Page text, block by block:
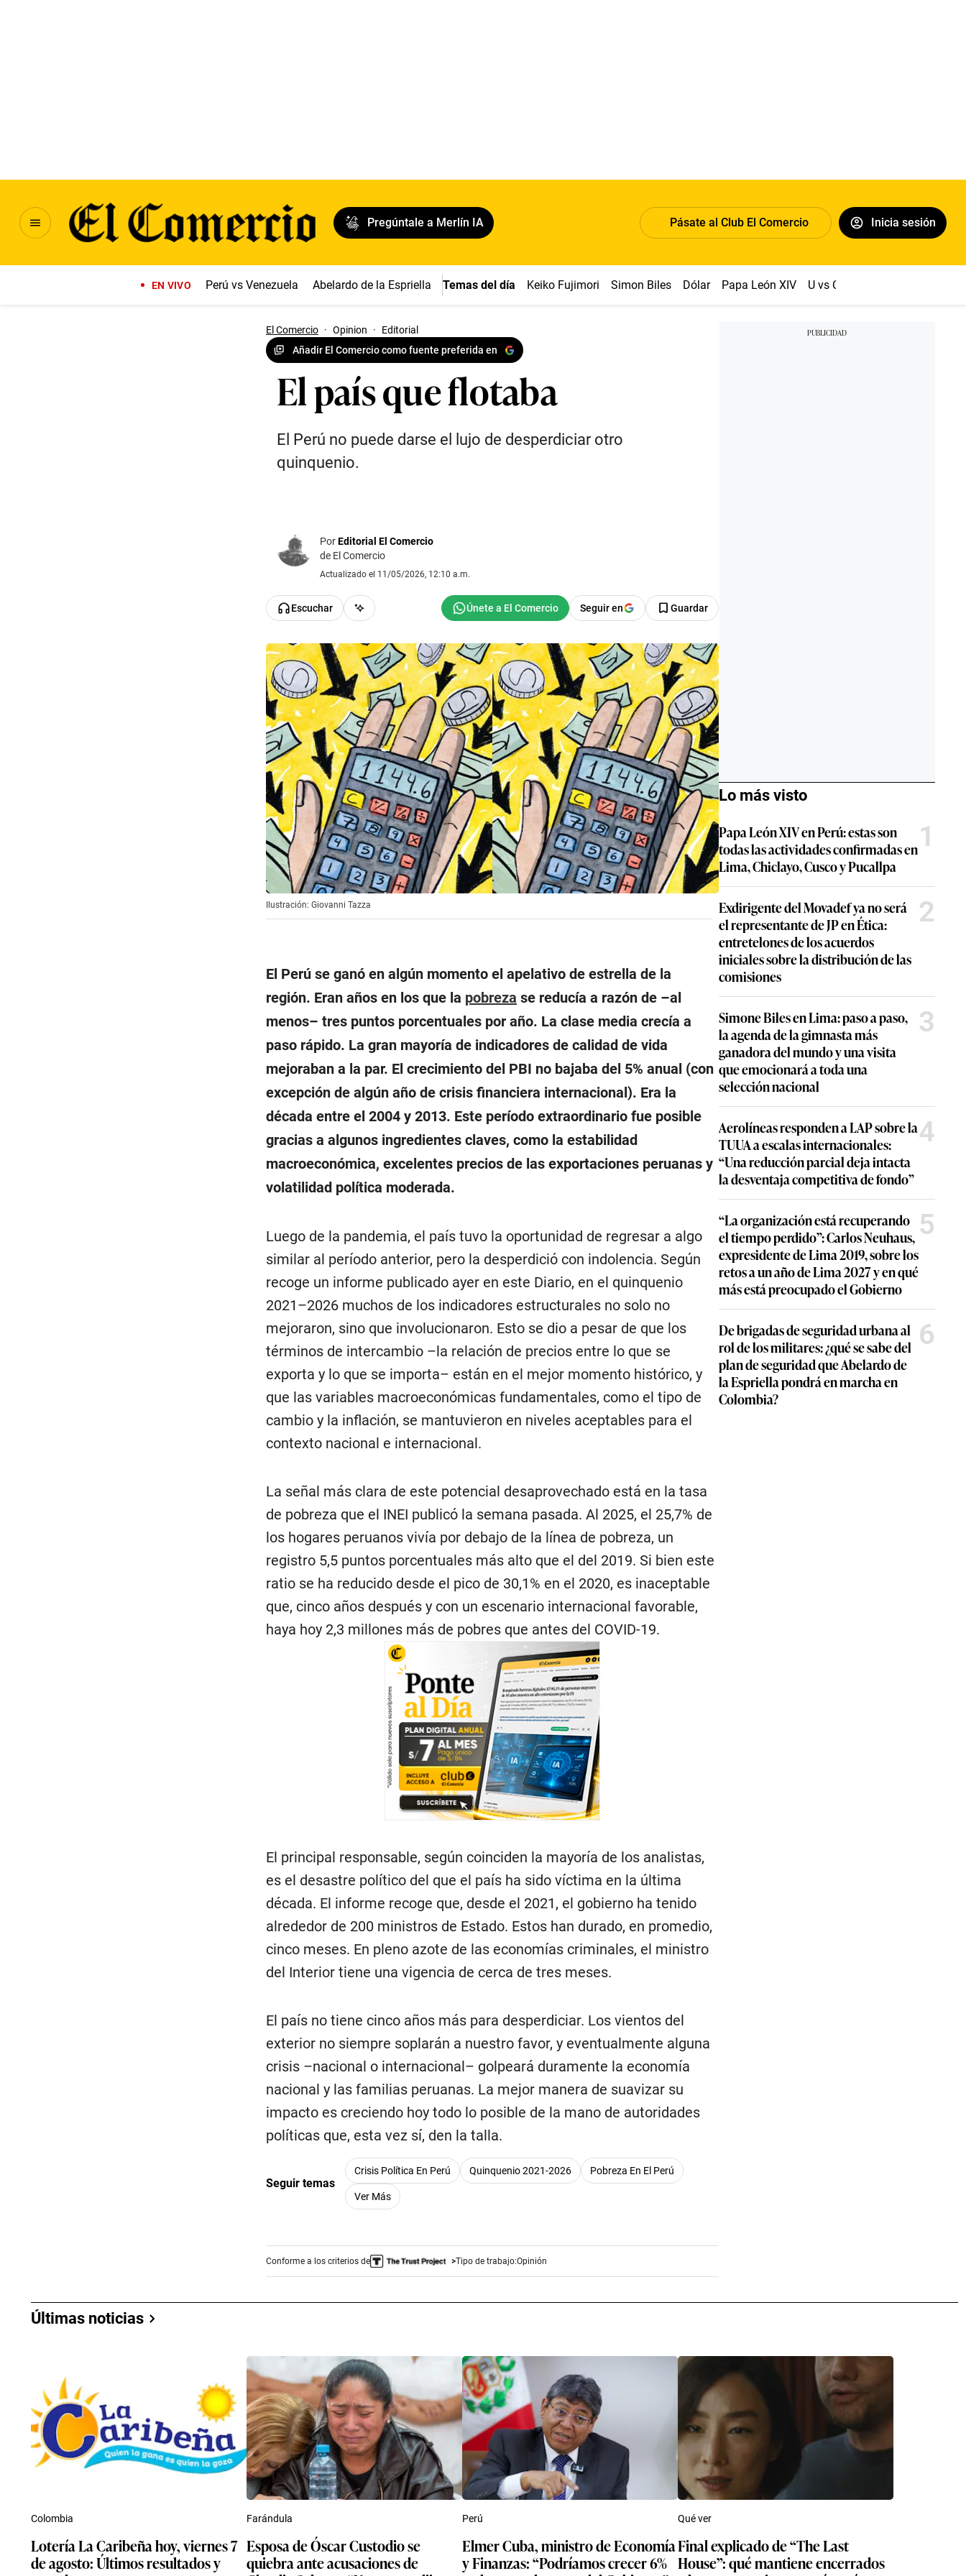
Pregúntale a Merlín IA Pásate al Club El Comercio Inicia sesión
EN VIVO Perú vs Venezuela Abelardo de la Espriella Temas del día Keiko Fujimori Simon Biles Dólar Papa León XIV U vs Cristal
El Comercio · Opinion ·
Editorial
Añadir El Comercio como fuente preferida en
El país que flotaba
El Perú no puede darse el lujo de desperdiciar otro
quinquenio.
PorEditorial El Comercio
de El Comercio
Actualizado el 11/05/2026, 12:10 a.m.
Escuchar Seguir en Guardar
Ilustración: Giovanni Tazza
El Perú se ganó en algún momento el apelativo de estrella de la
región. Eran años en los que la pobreza se reducía a razón de –al
menos– tres puntos porcentuales por año. La clase media crecía a
paso rápido. La gran mayoría de indicadores de calidad de vida
mejoraban a la par. El crecimiento del PBI no bajaba del 5% anual (con
excepción de algún año de crisis financiera internacional). Era la
década entre el 2004 y 2013. Este período extraordinario fue posible
gracias a algunos ingredientes claves, como la estabilidad
macroeconómica, excelentes precios de las exportaciones peruanas y
volatilidad política moderada.
Luego de la pandemia, el país tuvo la oportunidad de regresar a algo
similar al período anterior, pero la desperdició con indolencia. Según
recoge un informe publicado ayer en este Diario, en el quinquenio
2021–2026 muchos de los indicadores estructurales no solo no
mejoraron, sino que involucionaron. Esto se dio a pesar de que los
términos de intercambio –la relación de precios entre lo que se
exporta y lo que se importa– están en el mejor momento histórico, y
que las variables macroeconómicas fundamentales, como el tipo de
cambio y la inflación, se mantuvieron en niveles aceptables para el
contexto nacional e internacional.
La señal más clara de este potencial desaprovechado está en la tasa
de pobreza que el INEI publicó la semana pasada. Al 2025, el 25,7% de
los hogares peruanos vivía por debajo de la línea de pobreza, un
registro 5,5 puntos porcentuales más alto que el del 2019. Si bien este
ratio se ha reducido desde el pico de 30,1% en el 2020, es inaceptable
que, cinco años después y con un escenario internacional favorable,
haya hoy 2,3 millones más de pobres que antes del COVID-19.
El principal responsable, según coinciden la mayoría de los analistas,
es el desastre político del que el país ha sido víctima en la última
década. El informe recoge que, desde el 2021, el gobierno ha tenido
alrededor de 200 ministros de Estado. Estos han durado, en promedio,
cinco meses. En pleno azote de las economías criminales, el ministro
del Interior tiene una vigencia de cerca de tres meses.
El país no tiene cinco años más para desperdiciar. Los vientos del
exterior no siempre soplarán a nuestro favor, y eventualmente alguna
crisis –nacional o internacional– golpeará duramente la economía
nacional y las familias peruanas. La mejor manera de suavizar su
impacto es creciendo hoy todo lo posible de la mano de autoridades
políticas que, esta vez sí, den la talla.
Seguir temas
Crisis Política En Perú Quinquenio 2021-2026 Pobreza En El Perú
Ver Más
Conforme a los criterios de Tipo de trabajo:Opinión
Lo más visto
Papa León XIV en Perú: estas son
todas las actividades confirmadas en
Lima, Chiclayo, Cusco y Pucallpa
1
Exdirigente del Movadef ya no será
el representante de JP en Ética:
entretelones de los acuerdos
iniciales sobre la distribución de las
comisiones
2
Simone Biles en Lima: paso a paso,
la agenda de la gimnasta más
ganadora del mundo y una visita
que emocionará a toda una
selección nacional
3
Aerolíneas responden a LAP sobre la
TUUA a escalas internacionales:
“Una reducción parcial deja intacta
la desventaja competitiva de fondo”
4
“La organización está recuperando
el tiempo perdido”: Carlos Neuhaus,
expresidente de Lima 2019, sobre los
retos a un año de Lima 2027 y en qué
más está preocupado el Gobierno
5
De brigadas de seguridad urbana al
rol de los militares: ¿qué se sabe del
plan de seguridad que Abelardo de
la Espriella pondrá en marcha en
Colombia?
6
Últimas noticias
Colombia
Lotería La Caribeña hoy, viernes 7
de agosto: Últimos resultados y
Farándula
Esposa de Óscar Custodio se
quiebra ante acusaciones de
Perú
Elmer Cuba, ministro de Economía
y Finanzas: “Podríamos crecer 6%
Qué ver
Final explicado de “The Last
House”: qué mantiene encerrados